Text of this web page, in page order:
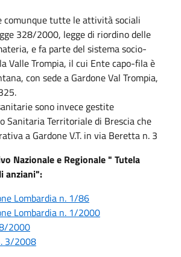
comunque tutte le attività sociali
328/2000, legge di riordino delle
e fa parte del sistema socio-
Valle Trompia, il cui Ente capo-fila è
con sede a Gardone Val Trompia,
sono invece gestite
Sanitaria Territoriale di Brescia che
a Gardone V.T. in via Beretta n. 3
Nazionale e Regionale " Tutela
anziani":
Lombardia n. 1/86
Lombardia n. 1/2000
2000
3/2008